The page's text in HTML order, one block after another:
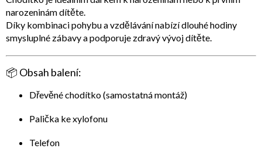
narozeninám dítěte.
Díky kombinaci pohybu a vzdělávání nabízí dlouhé hodiny
smysluplné zábavy a podporuje zdravý vývoj dítěte.
📦 Obsah balení:
Dřevěné chodítko (samostatná montáž)
Palička ke xylofonu
Telefon